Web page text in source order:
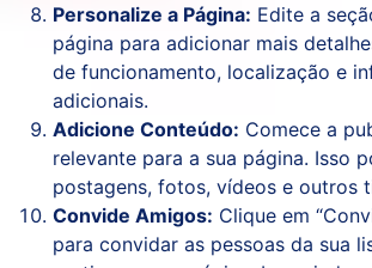
Personalize a Página: Edite a
página para adicionar mais
de funcionamento, localização e
adicionais.
Adicione Conteúdo: Comece a
relevante para a sua página. Isso
postagens, fotos, vídeos e outros
Convide Amigos: Clique em
para convidar as pessoas da sua